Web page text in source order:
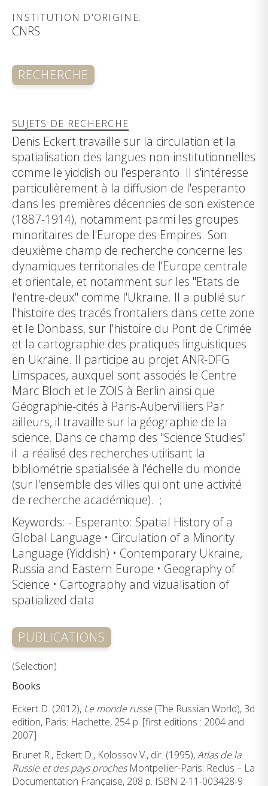
INSTITUTION D'ORIGINE:
CNRS
RECHERCHE
SUJETS DE RECHERCHE
Denis Eckert travaille sur la circulation et la
spatialisation des langues non-institutionnelles
comme le yiddish ou l'esperanto. Il s'intéresse
particulièrement à la diffusion de l'esperanto
dans les premières décennies de son existence
(1887-1914), notamment parmi les groupes
minoritaires de l'Europe des Empires. Son
deuxième champ de recherche concerne les
dynamiques territoriales de l'Europe centrale
et orientale, et notamment sur les "Etats de
l'entre-deux" comme l'Ukraine. Il a publié sur
l'histoire des tracés frontaliers dans cette zone
et le Donbass, sur l'histoire du Pont de Crimée
et la cartographie des pratiques linguistiques
en Ukraine. Il participe au projet ANR-DFG
Limspaces, auxquel sont associés le Centre
Marc Bloch et le ZOIS à Berlin ainsi que
Géographie-cités à Paris-Aubervilliers Par
ailleurs, il travaille sur la géographie de la
science. Dans ce champ des "Science Studies"
il a réalisé des recherches utilisant la
bibliométrie spatialisée à l'échelle du monde
(sur l'ensemble des villes qui ont une activité
de recherche académique). ;
Keywords: - Esperanto: Spatial History of a
Global Language • Circulation of a Minority
Language (Yiddish) • Contemporary Ukraine,
Russia and Eastern Europe • Geography of
Science • Cartography and vizualisation of
spatialized data
PUBLICATIONS
(Selection)
Books
Eckert D. (2012), Le monde russe(The Russian World), 3d
edition, Paris: Hachette, 254 p. [first editions : 2004 and
2007]
Brunet R., Eckert D., Kolossov V., dir. (1995),Atlas de la
Russie et des pays prochesMontpellier-Paris: Reclus – La
Documentation Française, 208 p. ISBN 2-11-003428-9